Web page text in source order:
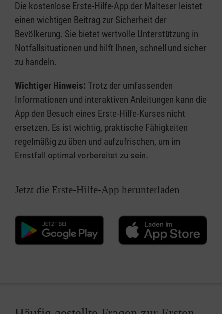
Die kostenlose Erste-Hilfe-App der Malteser leistet
einen wichtigen Beitrag zur Sicherheit der
Bevölkerung. Sie bietet wertvolle Unterstützung in
Notfallsituationen und hilft Ihnen, schnell und sicher
zu handeln.
Wichtiger Hinweis: Trotz der umfassenden
Informationen und interaktiven Anleitungen kann die
App den Besuch eines Erste-Hilfe-Kurses nicht
ersetzen. Es ist wichtig, praktische Fähigkeiten
regelmäßig zu üben und aufzufrischen, um im
Ernstfall optimal vorbereitet zu sein.
Jetzt die Erste-Hilfe-App herunterladen